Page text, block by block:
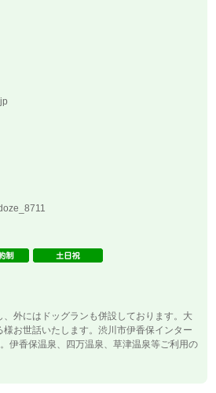
外にはドッグランも併設しております。大
お世話いたします。渋川市伊香保インター
伊香保温泉、四万温泉、草津温泉等ご利用の